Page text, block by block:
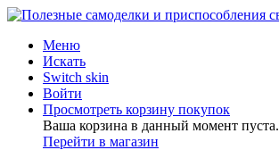
Меню
Искать
Switch skin
Войти
Просмотреть корзину покупок
Ваша корзина в данный момент пуста.
Перейти в магазин